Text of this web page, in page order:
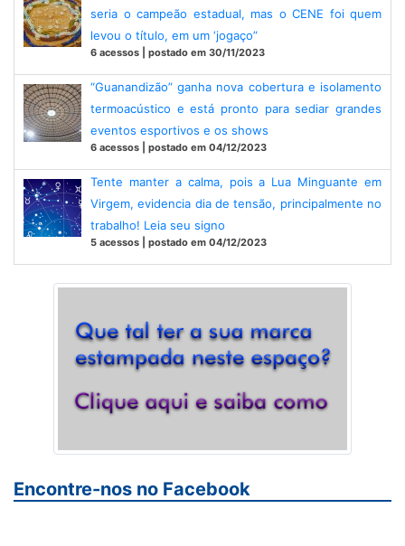
seria o campeão estadual, mas o CENE foi quem
levou o título, em um ‘jogaço”
6 acessos | postado em 30/11/2023
“Guanandizão” ganha nova cobertura e isolamento
termoacústico e está pronto para sediar grandes
eventos esportivos e os shows
6 acessos | postado em 04/12/2023
Tente manter a calma, pois a Lua Minguante em
Virgem, evidencia dia de tensão, principalmente no
trabalho! Leia seu signo
5 acessos | postado em 04/12/2023
Encontre-nos no Facebook